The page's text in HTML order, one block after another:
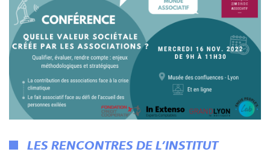
LES RENCONTRES DE L’INSTITUT